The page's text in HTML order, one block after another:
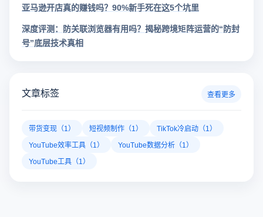
亚马逊开店真的赚钱吗？90%新手死在这5个坑里
深度评测：防关联浏览器有用吗？揭秘跨境矩阵运营的“防封
号”底层技术真相
文章标签 查看更多
带货变现（1） 短视频制作（1）
TikTok冷启动（1）
YouTube效率工具（1）
YouTube数据分析（1）
YouTube工具（1）